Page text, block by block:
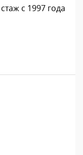
с 1997 года